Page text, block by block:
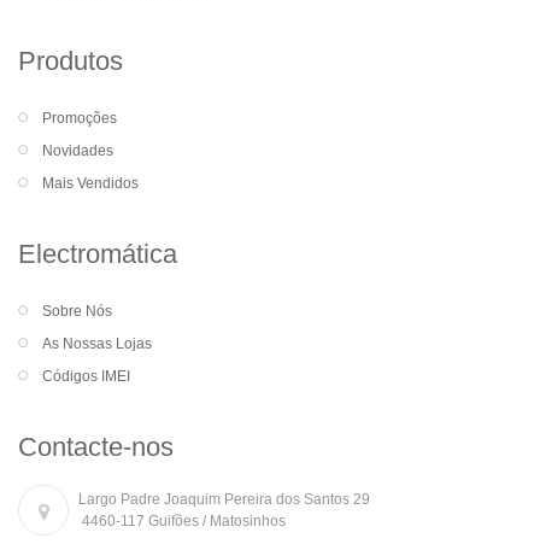
Produtos
Promoções
Novidades
Mais Vendidos
Electromática
Sobre Nós
As Nossas Lojas
Códigos IMEI
Contacte-nos
Largo Padre Joaquim Pereira dos Santos 29
4460-117 Guifões / Matosinhos